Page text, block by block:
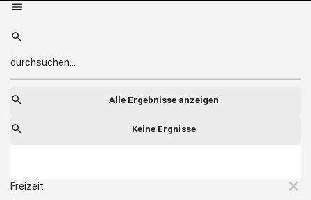
Alle Ergebnisse anzeigen
Keine Ergnisse
Freizeit